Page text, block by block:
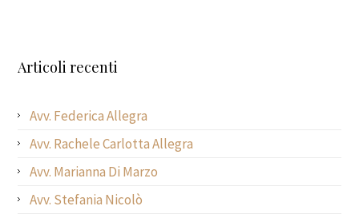
Articoli recenti
Avv. Federica Allegra
Avv. Rachele Carlotta Allegra
Avv. Marianna Di Marzo
Avv. Stefania Nicolò